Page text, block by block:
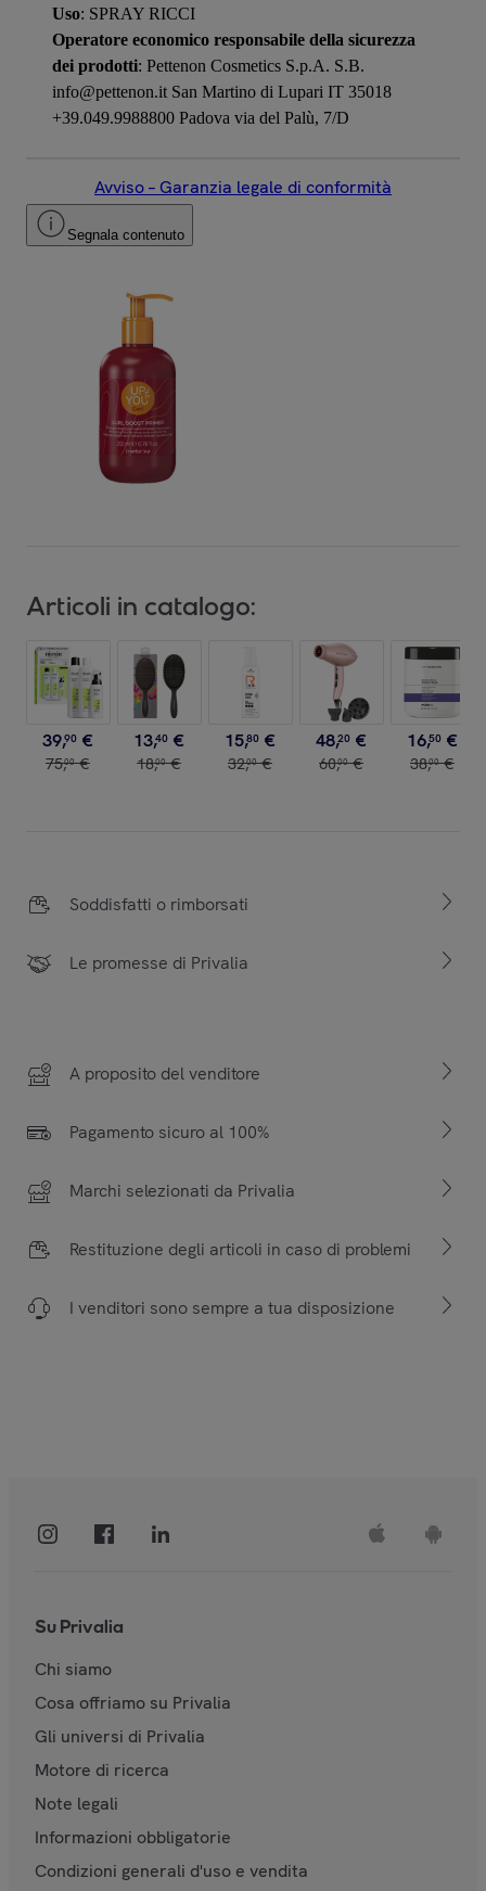
Uso: SPRAY RICCI
Operatore economico responsabile della sicurezza
dei prodotti: Pettenon Cosmetics S.p.A. S.B.
info@pettenon.it San Martino di Lupari IT 35018
+39.049.9988800 Padova via del Palù, 7/D
Avviso – Garanzia legale di conformità
Segnala contenuto
Articoli in catalogo:
39,90 €
75,00 €
13,40 €
18,00 €
15,80 €
32,00 €
48,20 €
60,00 €
16,50 €
38,00 €
Soddisfatti o rimborsati
Le promesse di Privalia
A proposito del venditore
Pagamento sicuro al 100%
Marchi selezionati da Privalia
Restituzione degli articoli in caso di problemi
I venditori sono sempre a tua disposizione
Su Privalia
Chi siamo
Cosa offriamo su Privalia
Gli universi di Privalia
Motore di ricerca
Note legali
Informazioni obbligatorie
Condizioni generali d'uso e vendita